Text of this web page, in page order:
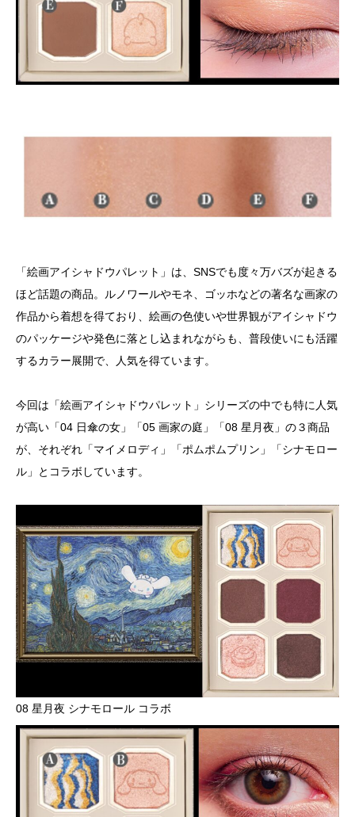
「絵画アイシャドウパレット」は、SNSでも度々万バズが起きる
ほど話題の商品。ルノワールやモネ、ゴッホなどの著名な画家の
作品から着想を得ており、絵画の色使いや世界観がアイシャドウ
のパッケージや発色に落とし込まれながらも、普段使いにも活躍
するカラー展開で、人気を得ています。
今回は「絵画アイシャドウパレット」シリーズの中でも特に人気
が高い「04 日傘の女」「05 画家の庭」「08 星月夜」の３商品
が、それぞれ「マイメロディ」「ポムポムプリン」「シナモロー
ル」とコラボしています。
08 星月夜 シナモロール コラボ